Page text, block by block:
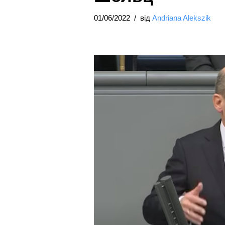
01/06/2022 від Andriana Alekszik